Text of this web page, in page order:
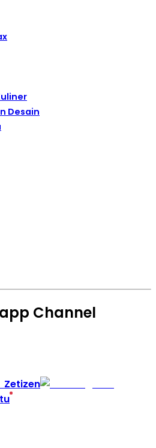
Desain
Channel
Zetizen